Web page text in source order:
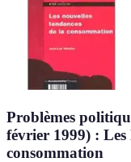
Problèmes
février 1999) : Les
consommation